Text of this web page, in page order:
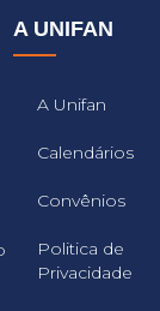
A UNIFAN
A Unifan
Calendários
Convênios
Politica de
Privacidade